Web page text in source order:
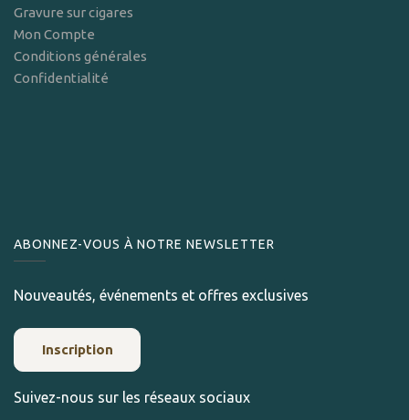
Gravure sur cigares
Mon Compte
Conditions générales
Confidentialité
ABONNEZ-VOUS À NOTRE NEWSLETTER
Nouveautés, événements et offres exclusives
Inscription
Suivez-nous sur les réseaux sociaux